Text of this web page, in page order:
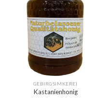
Auf die
Wunschliste
GEBIRGSIMKEREI
Kastanienhonig